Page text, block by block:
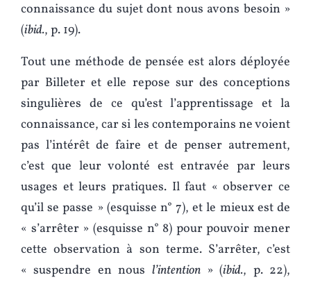
connaissance du sujet dont nous avons besoin »
(ibid., p. 19).
Tout une méthode de pensée est alors déployée
par Billeter et elle repose sur des conceptions
singulières de ce qu’est l’apprentissage et la
connaissance, car si les contemporains ne voient
pas l’intérêt de faire et de penser autrement,
c’est que leur volonté est entravée par leurs
usages et leurs pratiques. Il faut « observer ce
qu’il se passe » (esquisse n° 7), et le mieux est de
« s’arrêter » (esquisse n° 8) pour pouvoir mener
cette observation à son terme. S’arrêter, c’est
« suspendre en nous l’intention» (ibid., p. 22),